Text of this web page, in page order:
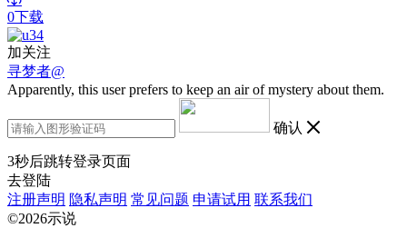
0下载
加关注
寻梦者@
Apparently, this user prefers to keep an air of mystery about them.
确认
3秒后跳转登录页面
去登陆
注册声明 隐私声明 常见问题 申请试用 联系我们
©2026示说